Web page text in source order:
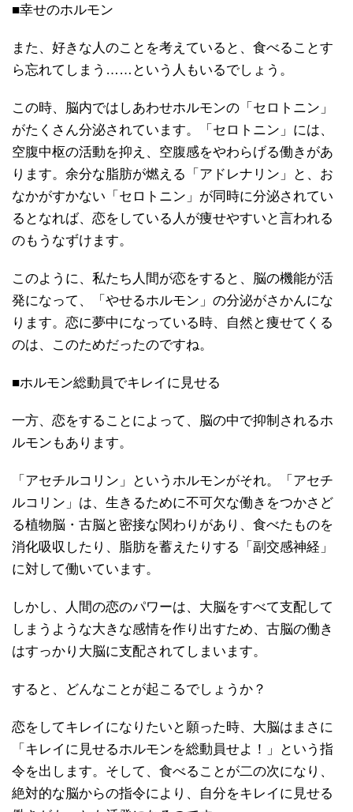
■幸せのホルモン
また、好きな人のことを考えていると、食べることす
ら忘れてしまう……という人もいるでしょう。
この時、脳内ではしあわせホルモンの「セロトニン」
がたくさん分泌されています。「セロトニン」には、
空腹中枢の活動を抑え、空腹感をやわらげる働きがあ
ります。余分な脂肪が燃える「アドレナリン」と、お
なかがすかない「セロトニン」が同時に分泌されてい
るとなれば、恋をしている人が痩せやすいと言われる
のもうなずけます。
このように、私たち人間が恋をすると、脳の機能が活
発になって、「やせるホルモン」の分泌がさかんにな
ります。恋に夢中になっている時、自然と痩せてくる
のは、このためだったのですね。
■ホルモン総動員でキレイに見せる
一方、恋をすることによって、脳の中で抑制されるホ
ルモンもあります。
「アセチルコリン」というホルモンがそれ。「アセチ
ルコリン」は、生きるために不可欠な働きをつかさど
る植物脳・古脳と密接な関わりがあり、食べたものを
消化吸収したり、脂肪を蓄えたりする「副交感神経」
に対して働いています。
しかし、人間の恋のパワーは、大脳をすべて支配して
しまうような大きな感情を作り出すため、古脳の働き
はすっかり大脳に支配されてしまいます。
すると、どんなことが起こるでしょうか？
恋をしてキレイになりたいと願った時、大脳はまさに
「キレイに見せるホルモンを総動員せよ！」という指
令を出します。そして、食べることが二の次になり、
絶対的な脳からの指令により、自分をキレイに見せる